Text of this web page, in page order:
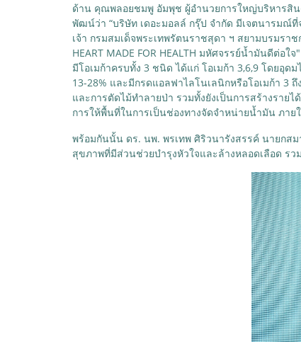
ด้าน คุณพลอยชมพู อัมพุช ผู้อำนวยการใหญ่บริหารสิน
พัฒน์ว่า “บริษัท เดอะมอลล์ กรุ๊ป จำกัด มีเจตนารม
เจ้า กรมสมเด็จพระเทพรัตนราชสุดา ฯ สยามบรมรา
HEART MADE FOR HEALTH มหัศจรรย์น้ำมันดีต่
มีโอเมก้าครบทั้ง 3 ชนิด ได้แก่ โอเมก้า 3,6,9 โดยอุด
13-28% และมีกรดแอลฟาไลโนเลนิกหรือโอเมก้า 3
และการตัดไม้ทำลายป่า รวมทั้งยังเป็นการสร้างราย
การให้พื้นที่ในการเป็นช่องทางจัดจำหน่ายน้ำมัน ภาย
พร้อมกันนั้น ดร. นพ. พรเทพ ศิริวนารังสรรค์ นายกส
สุขภาพที่มีส่วนช่วยบำรุงหัวใจและล้างหลอดเลือด รว